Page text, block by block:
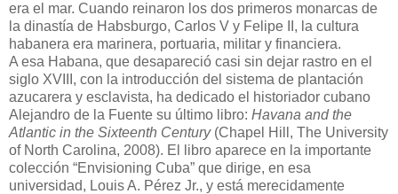
era el mar. Cuando reinaron los dos primeros monarcas de
la dinastía de Habsburgo, Carlos V y Felipe II, la cultura
habanera era marinera, portuaria, militar y financiera.
A esa Habana, que desapareció casi sin dejar rastro en el
siglo XVIII, con la introducción del sistema de plantación
azucarera y esclavista, ha dedicado el historiador cubano
Alejandro de la Fuente su último libro: Havana and the
Atlantic in the Sixteenth Century(Chapel Hill, The University
of North Carolina, 2008). El libro aparece en la importante
colección “Envisioning Cuba” que dirige, en esa
universidad, Louis A. Pérez Jr., y está merecidamente